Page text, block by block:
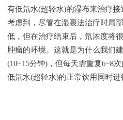
有低氘水(超轻水)的湿布来治疗
考虑到，尽管在湿裹法治疗时局
低，但在治疗结束后，氘浓度将
肿瘤的环境。这就是为什么我们
(10~15分钟)，但每天需重复6~8
低氘水(超轻水)的正常饮用同